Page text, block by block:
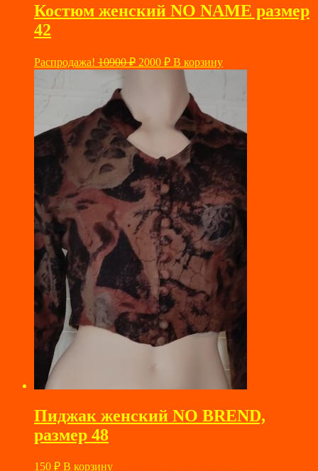
Костюм женский NO NAME размер
42
Распродажа! 10900₽ Первоначальная
цена
составляла
2000 ₽Текущая
цена:
2000 ₽.
В корзину
Пиджак женский NO BREND,
размер 48
150 ₽ В корзину